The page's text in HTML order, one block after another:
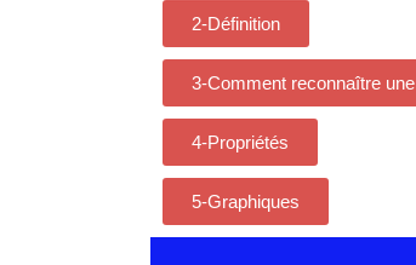
2-Définition
3-Comment reconnaître
4-Propriétés
5-Graphiques